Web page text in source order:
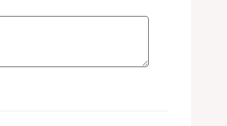
eller öka värdet, eller ange ett värde